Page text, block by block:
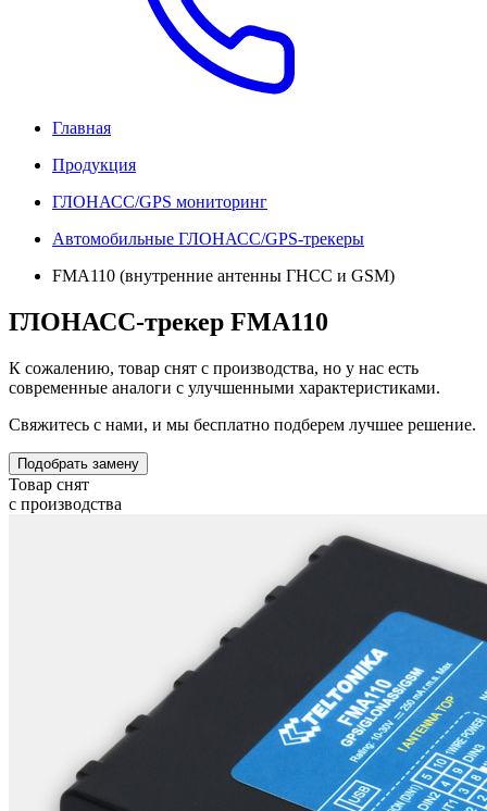
Главная
Продукция
ГЛОНАСС/GPS мониторинг
Автомобильные ГЛОНАСС/GPS-трекеры
FMA110 (внутренние антенны ГНСС и GSM)
ГЛОНАСС-трекер FMA110
К сожалению, товар снят с производства, но у нас есть
современные аналоги с улучшенными характеристиками.
Свяжитесь с нами, и мы бесплатно подберем лучшее решение.
Подобрать замену
Товар снят
с производства